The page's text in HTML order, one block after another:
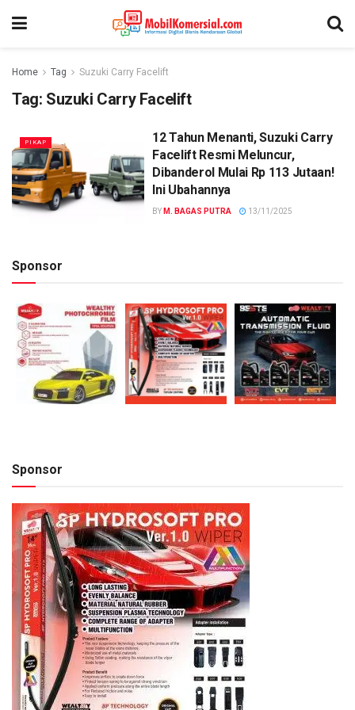
Home Tag Suzuki Carry Facelift
Tag: Suzuki Carry Facelift
PIKAP
12 Tahun Menanti, Suzuki Carry
Facelift Resmi Meluncur,
Dibanderol Mulai Rp 113 Jutaan!
Ini Ubahannya
BY M. BAGAS PUTRA 13/11/2025
Sponsor
Sponsor